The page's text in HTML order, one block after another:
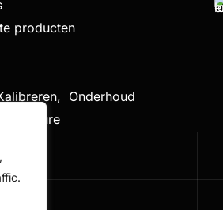
producten
Onderhoud